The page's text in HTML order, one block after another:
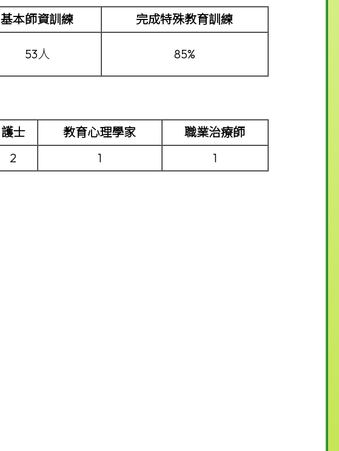
基本師資訓練 完成特殊教育訓練
53人 85%
護士 教育心理學家
職業治療師
2 1 1